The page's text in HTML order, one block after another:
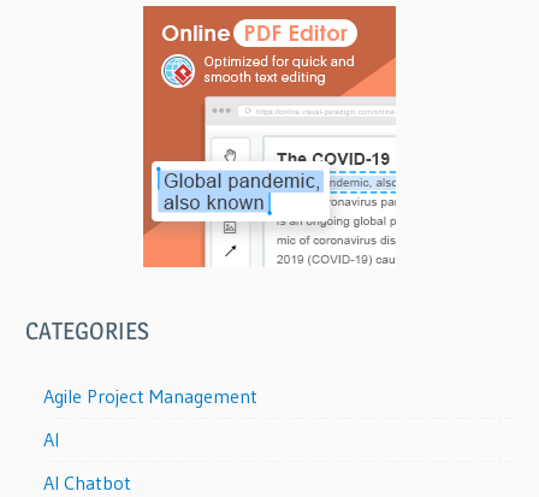
CATEGORIES
Agile Project Management
AI
AI Chatbot